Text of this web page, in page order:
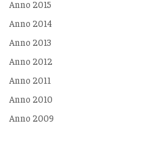
Anno 2015
Anno 2014
Anno 2013
Anno 2012
Anno 2011
Anno 2010
Anno 2009